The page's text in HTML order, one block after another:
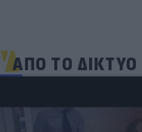
ΑΠΟ ΤΟ ΔΙΚΤΥΟ